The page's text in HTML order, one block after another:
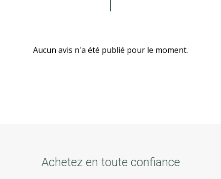
Aucun avis n'a été publié pour le moment.
Achetez en toute confiance